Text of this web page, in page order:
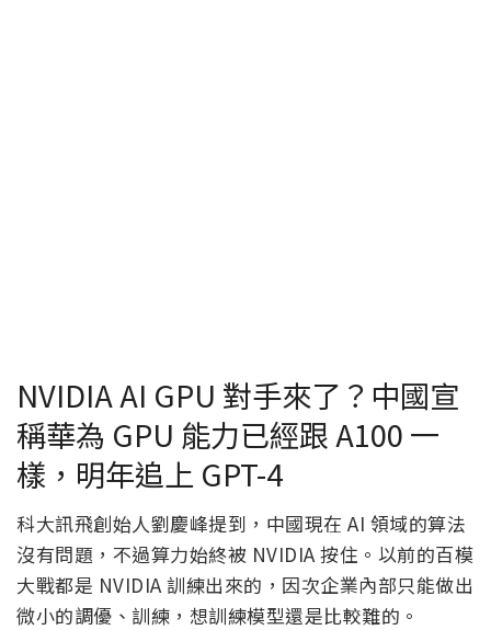
NVIDIA AI GPU 對手來了？中國宣
稱華為 GPU 能力已經跟 A100 一
樣，明年追上 GPT-4
科大訊飛創始人劉慶峰提到，中國現在 AI 領域的算法
沒有問題，不過算力始終被 NVIDIA 按住。以前的百模
大戰都是 NVIDIA 訓練出來的，因次企業內部只能做出
微小的調優、訓練，想訓練模型還是比較難的。